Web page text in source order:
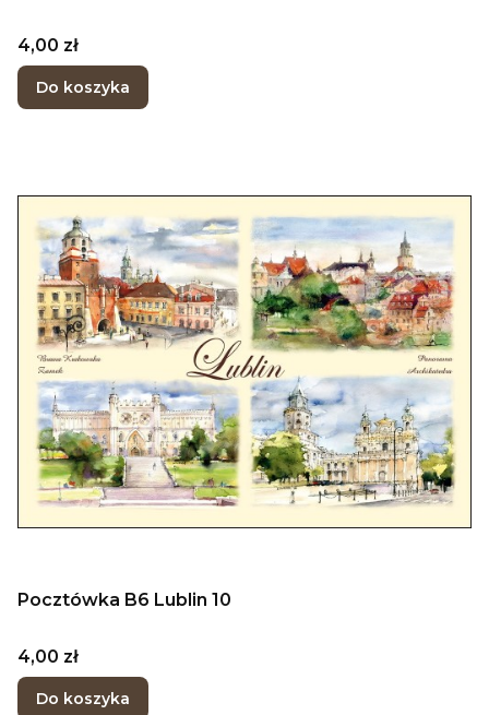
Cena
4,00 zł
Do koszyka
Pocztówka B6 Lublin 10
Cena
4,00 zł
Do koszyka